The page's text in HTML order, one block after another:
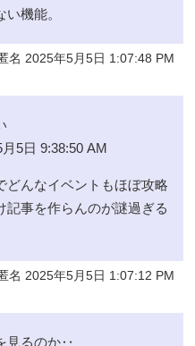
機能。
名 2025年5月5日 1:07:48 PM
5日 9:38:50 AM
どんなイベントもほぼ攻略
記事を作らんのが謎過ぎる
名 2025年5月5日 1:07:12 PM
見るのか‥